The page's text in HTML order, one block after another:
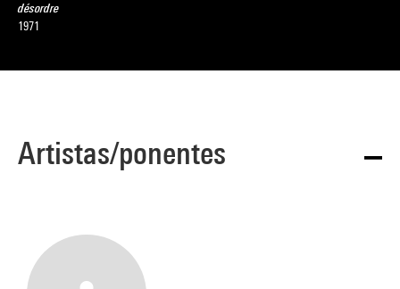
désordre
1971
Artistas/ponentes